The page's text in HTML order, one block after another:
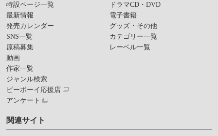
特設ページ一覧
最新情報
発売カレンダー
SNS一覧
原稿募集
動画
作家一覧
ジャンル検索
ビーボーイ応援店
アンケート
ドラマCD・DVD
電子書籍
グッズ・その他
カテゴリー一覧
レーベル一覧
関連サイト